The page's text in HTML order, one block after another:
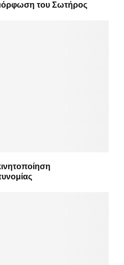
του Σωτήρος